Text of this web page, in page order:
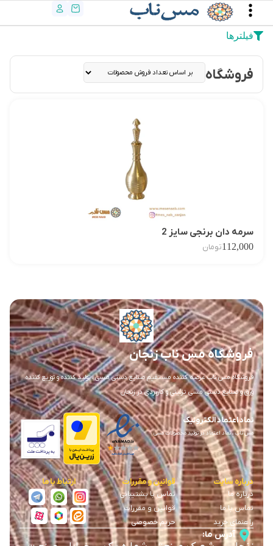
فیلترها
فروشگاه
سرمه دان برنجی سایز 2
112,000تومان
فروشگاه مس ناب زنجان
فروشگاه مس ناب عرضه کننده مستقیم صنایع دستی مسی ، تولید کننده و توزیع کننده
ورق و صنایع دستی مسی تزئینی و کاربردی در زنجان
نماد اعتماد الکترونیک
مس ناب ، نماد اعتماد در تولید محصولات مسی
درباره سایت
درباره ما
تماس با ما
راهنمای خرید
قوانین و مقررات
تماس با پشتیبانی
قوانین و مقررات
حریم خصوصی
ارتباط با ما
آدرس ما: